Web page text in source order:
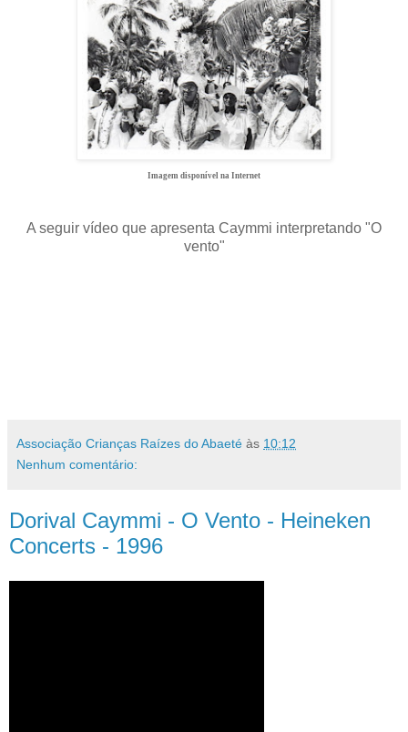
Imagem disponível na Internet
A seguir vídeo que apresenta Caymmi interpretando "O
vento"
Associação Crianças Raízes do Abaeté às 10:12
Nenhum comentário:
Dorival Caymmi - O Vento - Heineken
Concerts - 1996